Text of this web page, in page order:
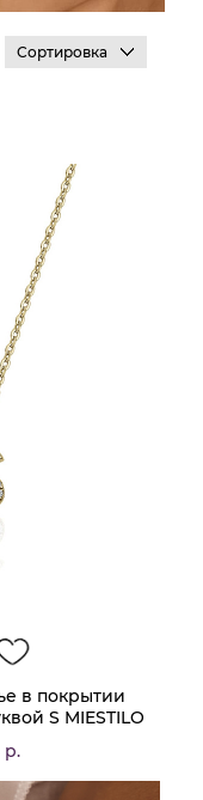
Сортировка
в покрытии
S MIESTILO
р.